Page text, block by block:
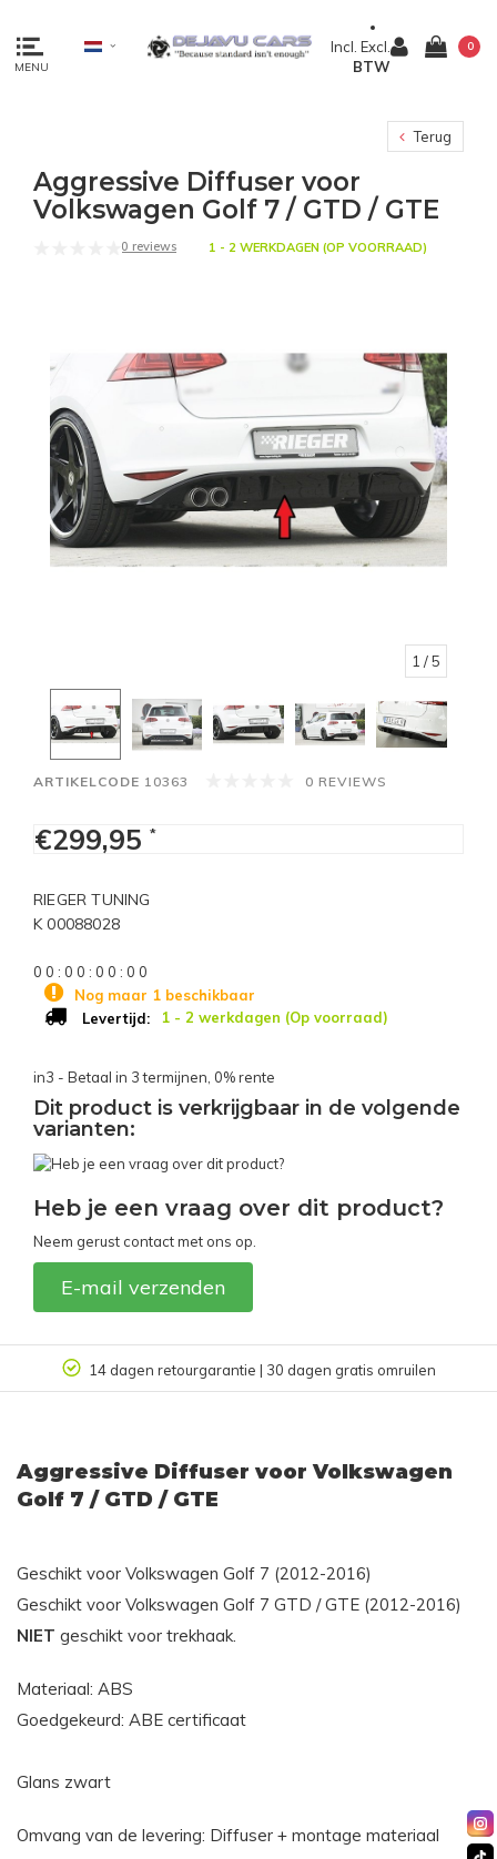
MENU
Incl. Excl.
BTW
0
Terug
Aggressive Diffuser voor
Volkswagen Golf 7 / GTD / GTE
0 reviews 1 - 2 WERKDAGEN (OP VOORRAAD)
1 / 5
ARTIKELCODE 10363 0 REVIEWS
€299,95 *
RIEGER TUNING
K 00088028
0 0 : 0 0 : 0 0 : 0 0
Nog maar 1 beschikbaar
Levertijd:
1 - 2 werkdagen (Op voorraad)
in3 - Betaal in 3 termijnen, 0% rente
Dit product is verkrijgbaar in de volgende
varianten:
Heb je een vraag over dit product?
Neem gerust contact met ons op.
E-mail verzenden
14 dagen retourgarantie | 30 dagen gratis omruilen
Aggressive Diffuser voor Volkswagen
Golf 7 / GTD / GTE
Geschikt voor Volkswagen Golf 7 (2012-2016)
Geschikt voor Volkswagen Golf 7 GTD / GTE (2012-2016)
NIET geschikt voor trekhaak.
Materiaal: ABS
Goedgekeurd: ABE certificaat
Glans zwart
Omvang van de levering: Diffuser + montage materiaal